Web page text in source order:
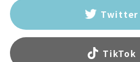
Twitter
TikTok